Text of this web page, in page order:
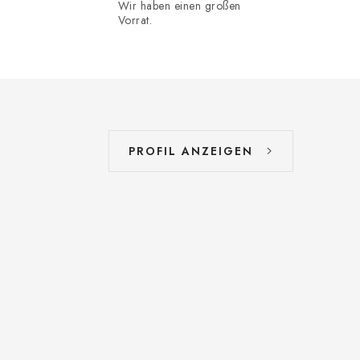
Wir haben einen großen
Vorrat.
PROFIL ANZEIGEN